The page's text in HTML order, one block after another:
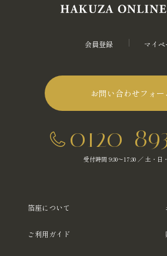
会員登録 マイペ
お問い合わせフォー
0120-
受付時間 9:30～17:30 ／ 土・日
箔座について
ご利用ガイド